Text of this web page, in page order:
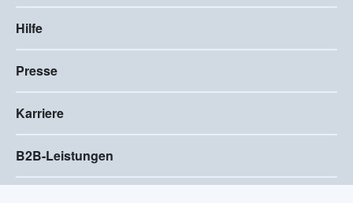
Hilfe
Presse
Karriere
B2B-Leistungen